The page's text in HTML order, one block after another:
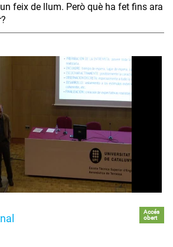
feix de llum. Però què ha fet fins ara
Accés
obert